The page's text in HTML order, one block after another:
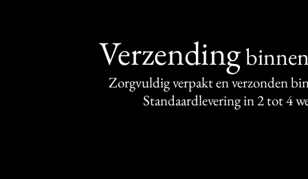
Verzending
Zorgvuldig verpakt en verzonden
Standaardlevering in 2 tot 4